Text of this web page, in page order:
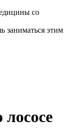
со
заниматься этим